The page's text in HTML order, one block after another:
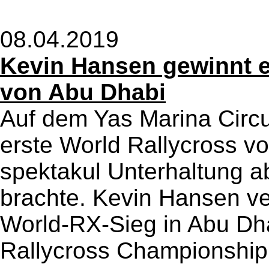
08.04.2019
Kevin Hansen gewinnt
von Abu Dhabi
Auf dem Yas Marina
erste World Rallycross
spektakul Unterhaltung
brachte. Kevin Hansen
World-RX-Sieg in Abu
Rallycross